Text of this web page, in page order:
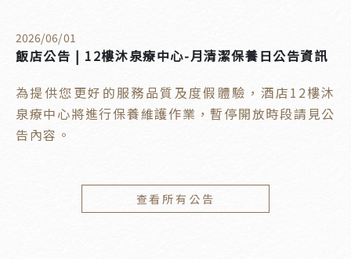
2026/06/01
飯店公告 | 12樓沐泉療中心-月清潔保養日公告資訊
為提供您更好的服務品質及度假體驗，酒店12樓沐
泉療中心將進行保養維護作業，暫停開放時段請見公
告內容。
查看所有公告